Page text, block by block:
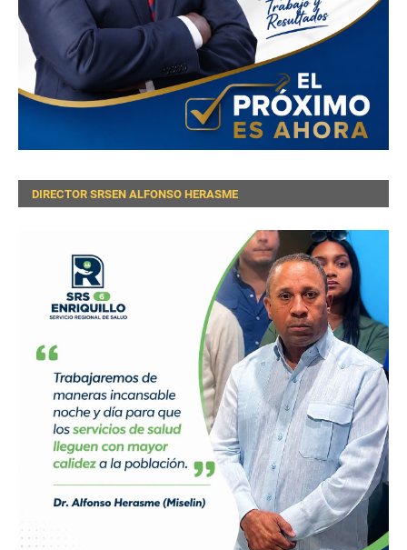
DIRECTOR SRSEN ALFONSO HERASME